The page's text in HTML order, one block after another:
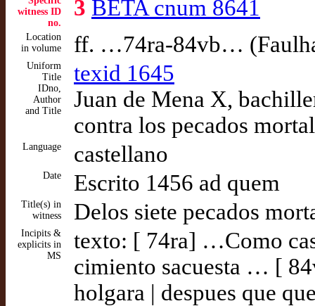
witness ID
no.
3 BETA cnum 8641
Location
in volume
ff. …74ra-84vb…
Uniform
Title
IDno,
Author
and Title
texid 1645
Juan de Mena X,
contra los pecados
Language castellano
Date Escrito 1456 ad quem
Title(s) in
witness
Delos siete pecados
Incipits &
explicits in
MS
texto: [ 74ra] …Como
cimiento sacuesta … [
holgara | despues que